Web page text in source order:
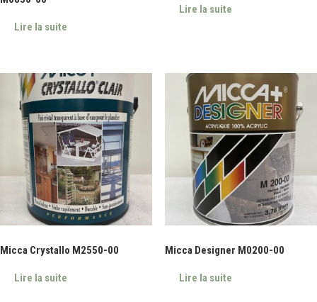
Lire la suite
Lire la suite
Micca Crystallo M2550-00
Lire la suite
Micca Designer M0200-00
Lire la suite